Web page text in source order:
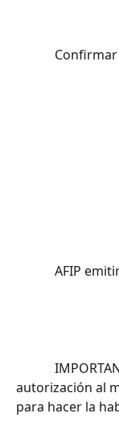
autorización al
para hacer la